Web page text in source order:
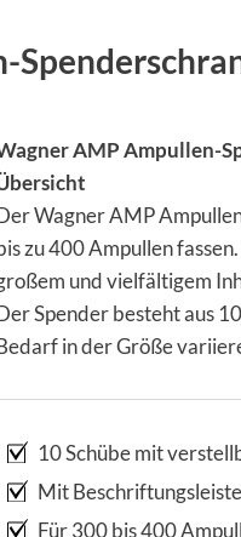
AMP Ampullen-
Wagner AMP
zu 400 Ampullen
und vielfältigem
Spender besteht aus
in der Größe
10 Schübe mit
Mit Beschriftungsleiste
Für 300 bis 400